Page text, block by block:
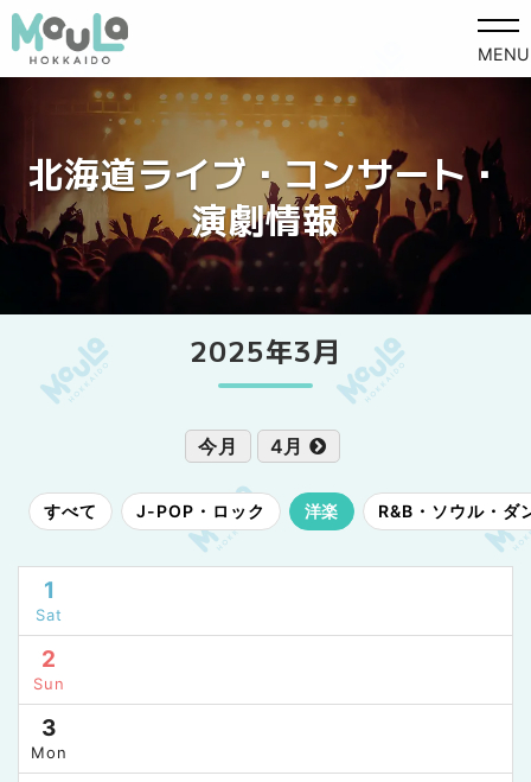
MENU
北海道ライブ・コンサート・
演劇情報
2025年3月
今月 4月
すべて J-POP・ロック 洋楽 R&B・ソウル・ダ
1
Sat
2
Sun
3
Mon